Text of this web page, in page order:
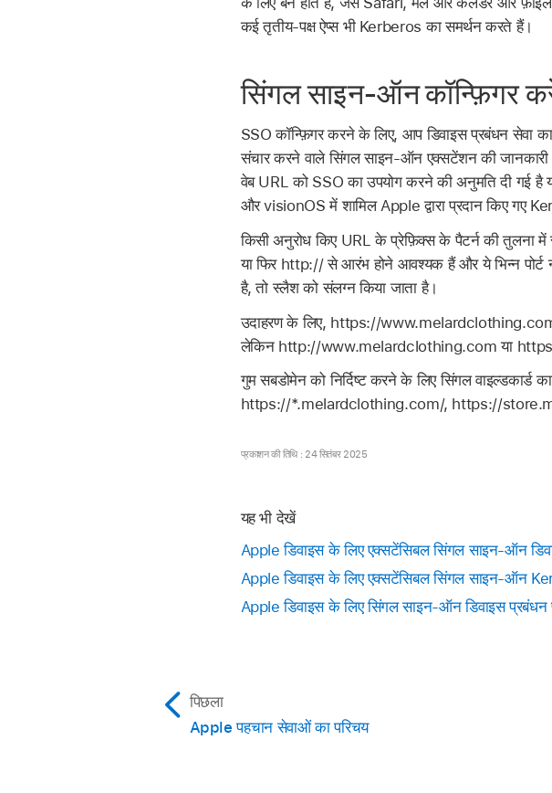
कई तृतीय-पक्ष ऐप्स भी Kerberos का समर्थन करते हैं।
सिंगल साइन-ऑन कॉन्फ़िगर
SSO कॉन्फ़िगर करने के लिए, आप डिवाइस प्रबंधन
संचार करने वाले सिंगल साइन-ऑन एक्सटेंशन की जानकारी
वेब URL को SSO का उपयोग करने की अनुमति दी गई
और visionOS में शामिल Apple द्वारा प्रदान किए
किसी अनुरोध किए URL के प्रेफ़िक्स के पैटर्न की तुलना में
या फिर http:// से आरंभ होने आवश्यक हैं और ये भिन्न पोर्ट
है, तो स्लैश को संलग्न किया जाता है।
उदाहरण के लिए, https://
लेकिन http://www.melardclothing.com या
गुम सबडोमेन को निर्दिष्ट करने के लिए सिंगल वाइल्डकार्ड
https://*.melardclothing.com/, https://
प्रकाशन की तिथि : 24 सितंबर 2025
यह भी देखें
Apple डिवाइस के लिए एक्सटेंसिबल सिंगल साइन-ऑन
Apple डिवाइस के लिए एक्सटेंसिबल सिंगल साइन-ऑन
Apple डिवाइस के लिए सिंगल साइन-ऑन डिवाइस प्रबंधन
पिछला
Apple पहचान सेवाओं का परिचय